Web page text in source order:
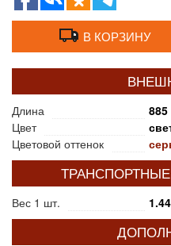
В КОРЗИНУ
Длина
Цвет
Цветовой оттенок
Вес 1 шт.